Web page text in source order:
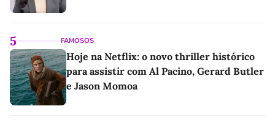
5 FAMOSOS
Hoje na Netflix: o novo thriller histórico
para assistir com Al Pacino, Gerard Butler
e Jason Momoa